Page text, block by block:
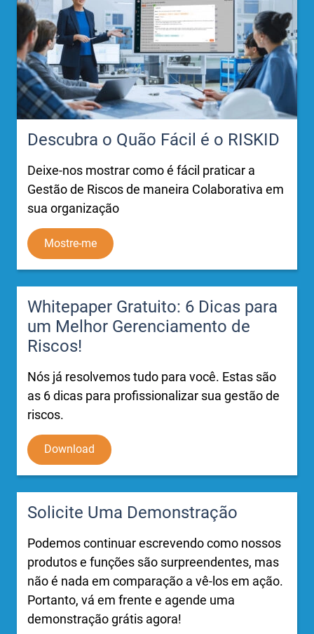
Descubra o Quão Fácil é o RISKID
Deixe-nos mostrar como é fácil praticar a
Gestão de Riscos de maneira Colaborativa em
sua organização
Mostre-me
Whitepaper Gratuito: 6 Dicas para
um Melhor Gerenciamento de
Riscos!
Nós já resolvemos tudo para você. Estas são
as 6 dicas para profissionalizar sua gestão de
riscos.
Download
Solicite Uma Demonstração
Podemos continuar escrevendo como nossos
produtos e funções são surpreendentes, mas
não é nada em comparação a vê-los em ação.
Portanto, vá em frente e agende uma
demonstração grátis agora!